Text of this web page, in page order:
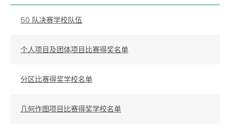
50 队决赛学校队伍
个人项目及团体项目比赛得奖名单
分区比赛得奖学校名单
几何作图项目比赛得奖学校名单